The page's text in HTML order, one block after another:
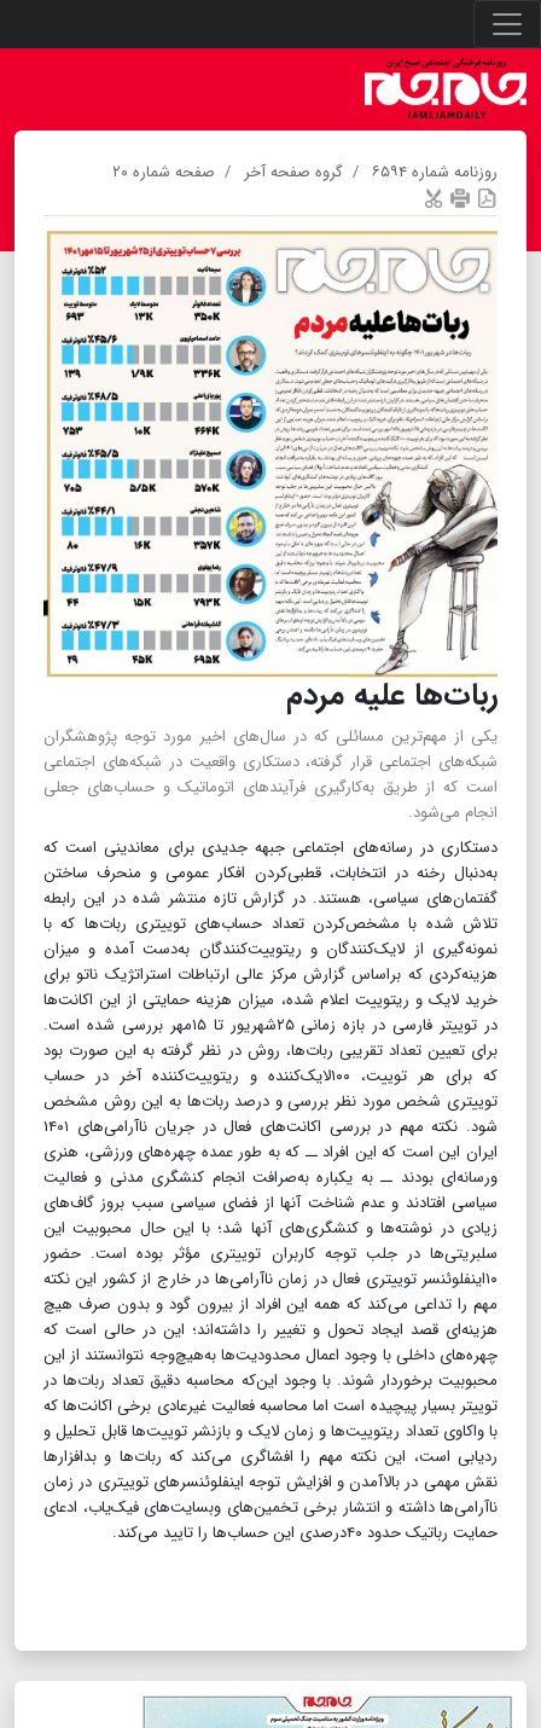
روزنامه شماره ۶۵۹۴ گروه صفحه آخر صفحه شماره ۲۰
ربات‌ها علیه مردم
یکی از مهم‌ترین مسائلی که در سال‌های اخیر مورد توجه پژوهشگران
شبکه‌های اجتماعی قرار گرفته، دستکاری واقعیت در شبکه‌های اجتماعی
است که از طریق به‌کارگیری فرآیندهای اتوماتیک و حساب‌های جعلی
انجام می‌شود.
دستکاری در رسانه‌های اجتماعی جبهه جدیدی برای معاندینی است که
به‌دنبال رخنه در انتخابات، قطبی‌کردن افکار عمومی و منحرف ساختن
گفتمان‌های سیاسی، هستند. در گزارش تازه منتشر شده در این رابطه
تلاش شده با مشخص‌کردن تعداد حساب‌های توییتری ربات‌ها که با
نمونه‌گیری از لایک‌کنندگان و ریتوییت‌کنندگان به‌دست آمده و میزان
هزینه‌کردی که براساس گزارش مرکز عالی ارتباطات استراتژیک ناتو برای
خرید لایک و ریتوییت اعلام شده، میزان هزینه حمایتی از این اکانت‌ها
در توییتر فارسی در بازه زمانی ۲۵شهریور تا ۱۵مهر بررسی شده است.
برای تعیین تعداد تقریبی ربات‌ها، روش در نظر گرفته به این صورت بود
که برای هر توییت، ۱۰۰‌لایک‌کننده و ریتوییت‌کننده آخر در حساب
توییتری شخص مورد نظر بررسی و درصد ربات‌ها به این روش مشخص
شود. نکته مهم در بررسی اکانت‌های فعال در جریان ناآرامی‌های ۱۴۰۱
ایران این است که این افراد ــ که به طور عمده چهره‌های ورزشی، هنری
ورسانه‌ای بودند ــ به یکباره به‌صرافت انجام کنشگری مدنی و فعالیت
سیاسی افتادند و عدم شناخت آنها از فضای سیاسی سبب بروز گاف‌های
زیادی در نوشته‌ها و کنشگری‌های آنها شد؛ با این حال محبوبیت این
سلبریتی‌ها در جلب توجه کاربران توییتری مؤثر بوده است. حضور
۱۰اینفلوئنسر توییتری فعال در زمان ناآرامی‌ها در خارج از کشور این نکته
مهم را تداعی می‌کند که همه این افراد از بیرون گود و بدون صرف هیچ
هزینه‌ای قصد ایجاد تحول و تغییر را داشته‌اند؛ این در حالی است که
چهره‌های داخلی با وجود اعمال محدودیت‌ها به‌هیچ‌وجه نتوانستند از این
محبوبیت برخوردار شوند. با وجود این‌که محاسبه دقیق تعداد ربات‌ها در
توییتر بسیار پیچیده است اما محاسبه فعالیت غیرعادی برخی اکانت‌ها که
با واکاوی تعداد ریتوییت‌ها و زمان لایک و بازنشر توییت‌ها قابل تحلیل و
ردیابی است، این نکته مهم را افشاگری می‌کند که ربات‌ها و بدافزارها
نقش مهمی در بالاآمدن و افزایش توجه اینفلوئنسرهای توییتری در زمان
ناآرامی‌ها داشته و انتشار برخی تخمین‌های وبسایت‌های فیک‌یاب، ادعای
حمایت رباتیک حدود ۴۰درصدی این حساب‌ها را تایید می‌کند.